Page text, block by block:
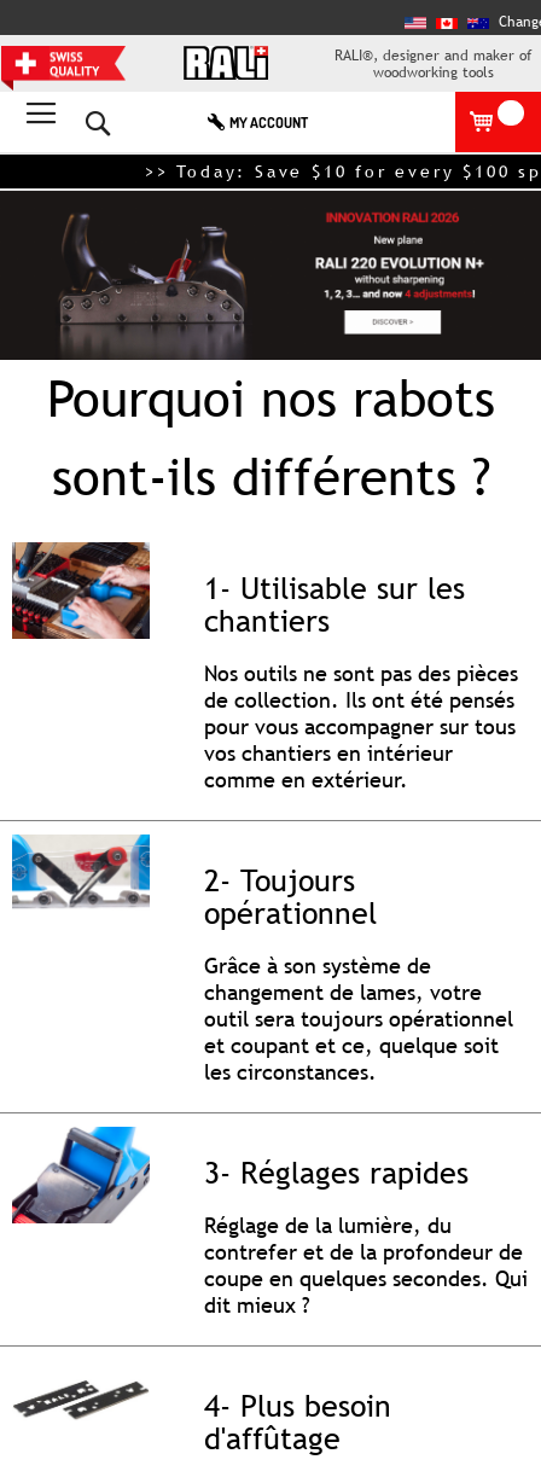
RALI®, designer and maker of
woodworking tools
MY ACCOUNT
>> Today: Save $10 for every $100
Pourquoi nos rabots
sont-ils différents ?
1- Utilisable sur les
chantiers
Nos outils ne sont pas des pièces
de collection. Ils ont été pensés
pour vous accompagner sur tous
vos chantiers en intérieur
comme en extérieur.
2- Toujours
opérationnel
Grâce à son système de
changement de lames, votre
outil sera toujours opérationnel
et coupant et ce, quelque soit
les circonstances.
3- Réglages rapides
Réglage de la lumière, du
contrefer et de la profondeur de
coupe en quelques secondes. Qui
dit mieux ?
4- Plus besoin
d'affûtage